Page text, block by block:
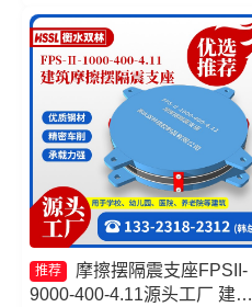
推荐
摩擦摆隔震支座FPSII-
9000-400-4.11源头工厂 建筑